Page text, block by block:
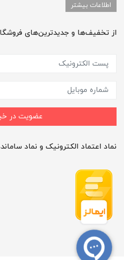
اطلاعات بیشتر
از تخفیف‌ها و جدیدترین‌های
عضویت در
نماد اعتماد الکترونیک و نماد